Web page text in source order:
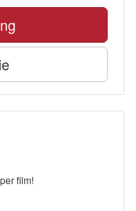
film!